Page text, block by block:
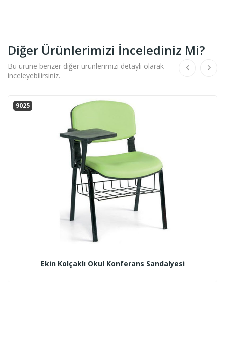
Diğer Ürünlerimizi İncelediniz Mi?
Bu ürüne benzer diğer ürünlerimizi detaylı olarak
inceleyebilirsiniz.
9025
Ekin Kolçaklı Okul Konferans Sandalyesi